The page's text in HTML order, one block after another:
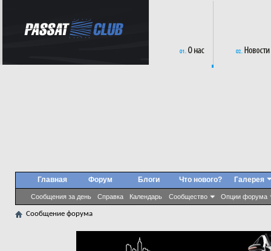
Главная Форум
Сообщения за день Справка Календарь Сообщество Опции форума
Блоги Что нового? Галерея
Сообщение форума